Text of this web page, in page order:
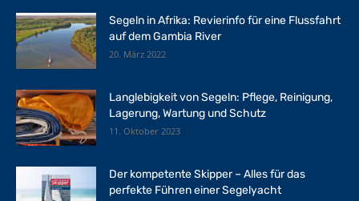
Segeln in Afrika: Revierinfo für eine Flussfahrt
auf dem Gambia River
20. März 2022
Langlebigkeit von Segeln: Pflege, Reinigung,
Lagerung, Wartung und Schutz
11. Oktober 2023
Der kompetente Skipper – Alles für das
perfekte Führen einer Segelyacht